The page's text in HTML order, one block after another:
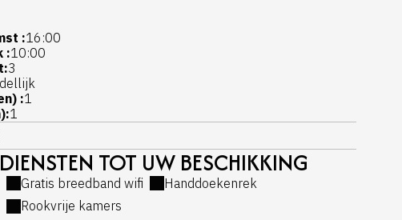
:16:00
:10:00
3
:1
1
TOT UW BESCHIKKING
Gratis breedband wifi
Handdoekenrek
Rookvrije kamers